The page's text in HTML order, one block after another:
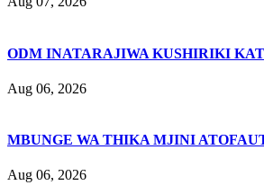
ODM INATARAJIWA KUSHIRIKI
Aug 06, 2026
MBUNGE WA THIKA MJINI
Aug 06, 2026